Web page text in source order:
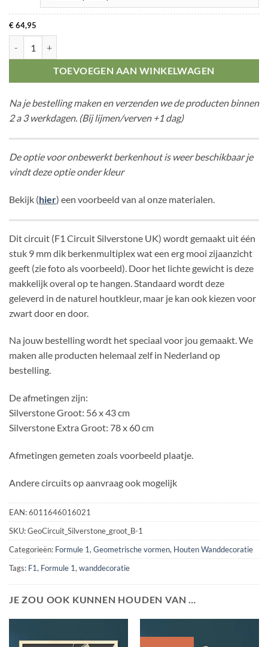
€64,95
TOEVOEGEN AAN WINKELWAGEN
Na je bestelling maken en verzenden we de producten binnen
2 a 3 werkdagen. (Bij lijmen/verven +1 dag)
De optie voor onbewerkt berkenhout is weer beschikbaar je
vindt deze optie onder kleur
Bekijk (hier) een voorbeeld van al onze materialen.
Dit circuit (F1 Circuit Silverstone UK) wordt gemaakt uit één
stuk 9 mm dik berkenmultiplex wat een erg mooi zijaanzicht
geeft (zie foto als voorbeeld). Door het lichte gewicht is deze
makkelijk overal op te hangen. Standaard wordt deze
geleverd in de naturel houtkleur, maar je kan ook kiezen voor
zwart door en door.
Na jouw bestelling wordt het speciaal voor jou gemaakt. We
maken alle producten helemaal zelf in Nederland op
bestelling.
De afmetingen zijn:
Silverstone Groot: 56 x 43 cm
Silverstone Extra Groot: 78 x 60 cm
Afmetingen gemeten zoals voorbeeld plaatje.
Andere circuits op aanvraag ook mogelijk
EAN:6011646016021
SKU:GeoCircuit_Silverstone_groot_B-1
Categorieën: Formule 1, Geometrische vormen, Houten Wanddecoratie
Tags: F1, Formule 1, wanddecoratie
JE ZOU OOK KUNNEN HOUDEN VAN …